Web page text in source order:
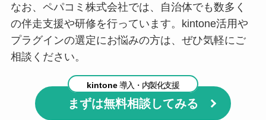
なお、ペパコミ株式会社では、自治体でも数多く
の伴走支援や研修を行っています。kintone活用や
プラグインの選定にお悩みの方は、ぜひ気軽にご
相談ください。
kintone導入・内製化支援
まずは無料相談してみる